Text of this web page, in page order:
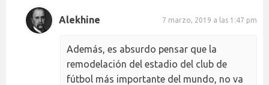
Alekhine 7 marzo, 2019 a las 1:47 pm
Además, es absurdo pensar que la
remodelación del estadio del club de
fútbol más importante del mundo, no va